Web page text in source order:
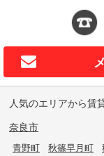
人気のエリアから賃
奈良市
青野町 秋篠早月町